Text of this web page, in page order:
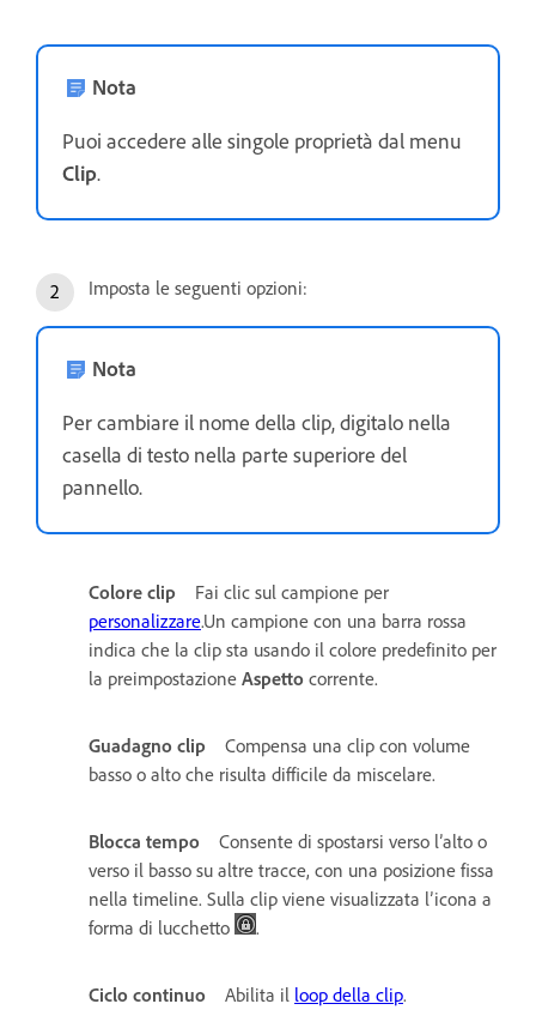
Nota
Puoi accedere alle singole proprietà dal menu
Clip.
Imposta le seguenti opzioni:
Nota
Per cambiare il nome della clip, digitalo nella
casella di testo nella parte superiore del
pannello.
Colore clip
Fai clic sul campione per
personalizzare.Un campione con una barra rossa
indica che la clip sta usando il colore predefinito per
la preimpostazione Aspetto corrente.
Guadagno clip
Compensa una clip con volume
basso o alto che risulta difficile da miscelare.
Blocca tempo
Consente di spostarsi verso l’alto o
verso il basso su altre tracce, con una posizione fissa
nella timeline. Sulla clip viene visualizzata l’icona a
forma di lucchetto
.
Ciclo continuo Abilita il loop della clip.